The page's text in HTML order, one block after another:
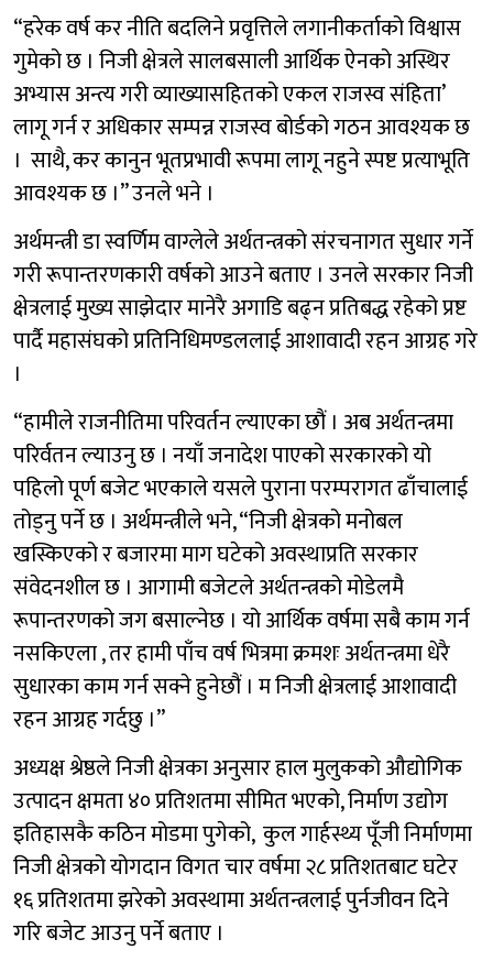
“हरेक वर्ष कर नीति बदलिने प्रवृत्तिले लगानीकर्ताको विश्वास
गुमेको छ । निजी क्षेत्रले सालबसाली आर्थिक ऐनको अस्थिर
अभ्यास अन्त्य गरी व्याख्यासहितको एकल राजस्व संहिता’
लागू गर्न र अधिकार सम्पन्न राजस्व बोर्डको गठन आवश्यक छ
। साथै, कर कानुन भूतप्रभावी रूपमा लागू नहुने स्पष्ट प्रत्याभूति
आवश्यक छ ।” उनले भने ।
अर्थमन्त्री डा स्वर्णिम वाग्लेले अर्थतन्त्रको संरचनागत सुधार गर्ने
गरी रूपान्तरणकारी वर्षको आउने बताए । उनले सरकार निजी
क्षेत्रलाई मुख्य साझेदार मानेरै अगाडि बढ्न प्रतिबद्ध रहेको प्रष्ट
पार्दै महासंघको प्रतिनिधिमण्डललाई आशावादी रहन आग्रह गरे
।
“हामीले राजनीतिमा परिवर्तन ल्याएका छौं । अब अर्थतन्त्रमा
परिर्वतन ल्याउनु छ । नयाँ जनादेश पाएको सरकारको यो
पहिलो पूर्ण बजेट भएकाले यसले पुराना परम्परागत ढाँचालाई
तोड्नु पर्ने छ । अर्थमन्त्रीले भने, “निजी क्षेत्रको मनोबल
खस्किएको र बजारमा माग घटेको अवस्थाप्रति सरकार
संवेदनशील छ । आगामी बजेटले अर्थतन्त्रको मोडेलमै
रूपान्तरणको जग बसाल्नेछ । यो आर्थिक वर्षमा सबै काम गर्न
नसकिएला , तर हामी पाँच वर्ष भित्रमा क्रमशः अर्थतन्त्रमा धेरै
सुधारका काम गर्न सक्ने हुनेछौं । म निजी क्षेत्रलाई आशावादी
रहन आग्रह गर्दछु ।”
अध्यक्ष श्रेष्ठले निजी क्षेत्रका अनुसार हाल मुलुकको औद्योगिक
उत्पादन क्षमता ४० प्रतिशतमा सीमित भएको, निर्माण उद्योग
इतिहासकै कठिन मोडमा पुगेको, कुल गार्हस्थ्य पूँजी निर्माणमा
निजी क्षेत्रको योगदान विगत चार वर्षमा २८ प्रतिशतबाट घटेर
१६ प्रतिशतमा झरेको अवस्थामा अर्थतन्त्रलाई पुर्नजीवन दिने
गरि बजेट आउनु पर्ने बताए ।